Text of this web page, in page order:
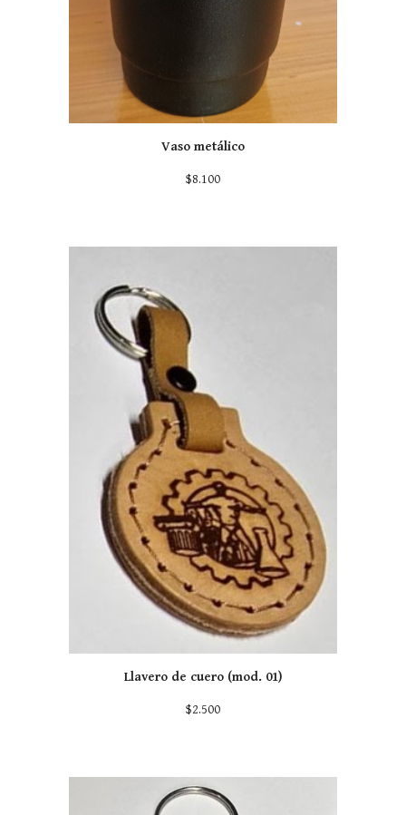
Vaso metálico
$8.100
Llavero de cuero (mod. 01)
$2.500